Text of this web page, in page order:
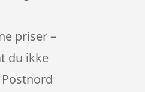
priser –
du ikke